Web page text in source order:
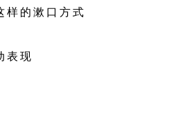
的漱口方式
现